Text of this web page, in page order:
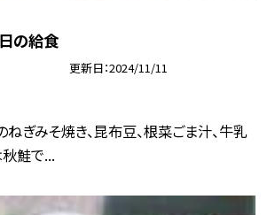
の給食
更新日 2024/11/11
ねぎみそ焼き、昆布豆、根菜ごま汁、牛乳
鮭で...